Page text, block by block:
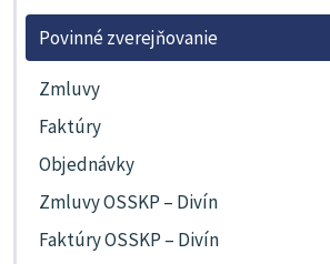
Povinné zverejňovanie
Zmluvy
Faktúry
Objednávky
Zmluvy OSSKP – Divín
Faktúry OSSKP – Divín